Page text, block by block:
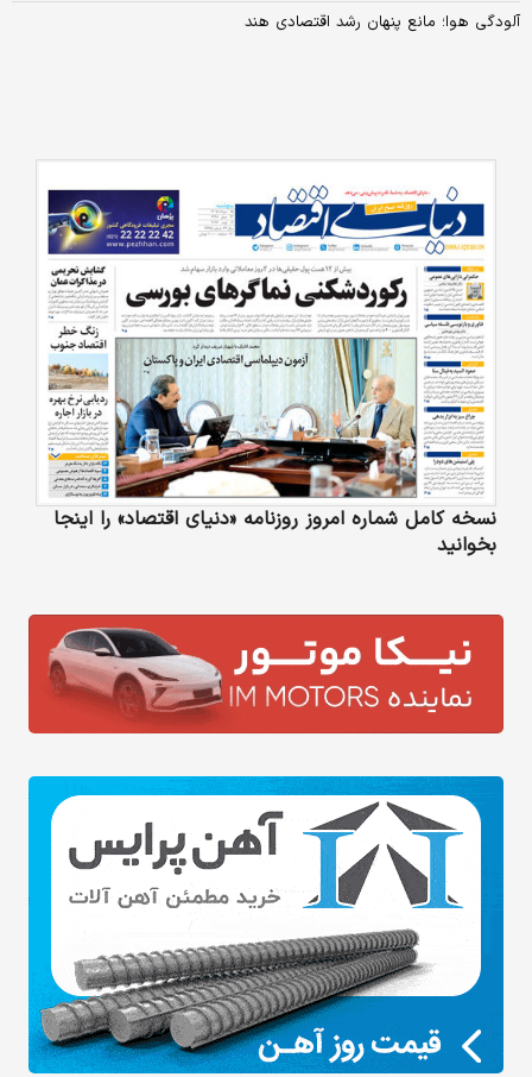
آلودگی هوا؛ مانع پنهان رشد اقتصادی هند
نسخه کامل شماره امروز روزنامه «دنیای‌ اقتصاد» را اینجا
بخوانید